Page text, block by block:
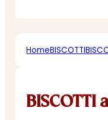
HomeBISCOTTI
BISCOTTI